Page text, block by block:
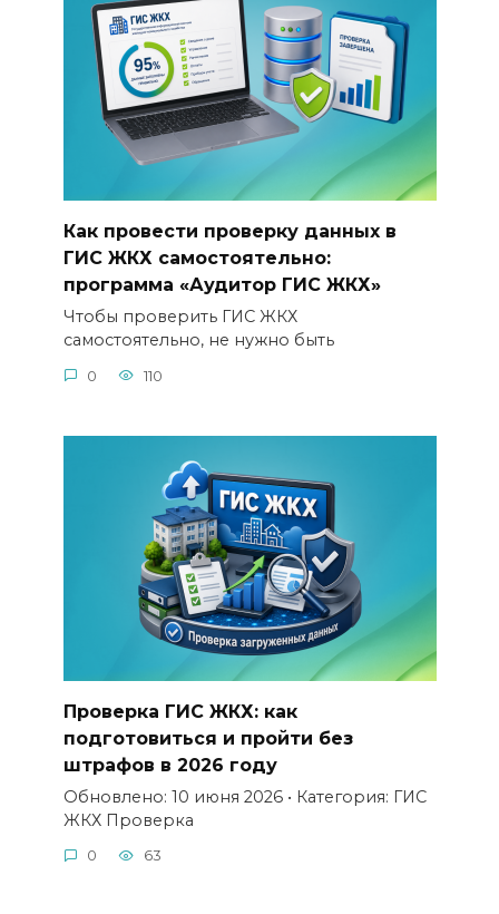
Как провести проверку данных в
ГИС ЖКХ самостоятельно:
программа «Аудитор ГИС ЖКХ»
Чтобы проверить ГИС ЖКХ
самостоятельно, не нужно быть
0 110
Проверка ГИС ЖКХ: как
подготовиться и пройти без
штрафов в 2026 году
Обновлено: 10 июня 2026 • Категория: ГИС
ЖКХ Проверка
0 63